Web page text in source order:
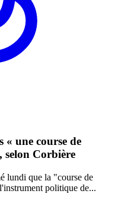
« une course de
selon Corbière
lundi que la "course de
politique de...